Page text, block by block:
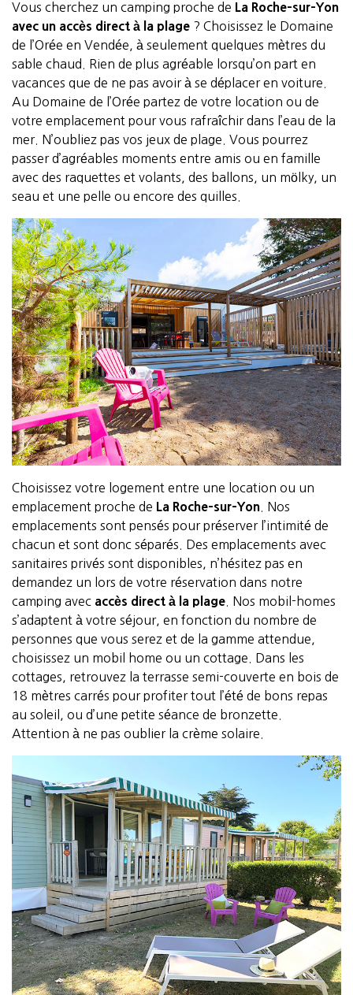
Vous cherchez un camping proche de
La Roche-sur-Yon
avec un accès direct à la plage ? Choisissez le Domaine
de l’Orée en Vendée, à seulement quelques mètres du
sable chaud. Rien de plus agréable lorsqu’on part en
vacances que de ne pas avoir à se déplacer en voiture.
Au Domaine de l’Orée partez de votre location ou de
votre emplacement pour vous rafraîchir dans l’eau de la
mer. N’oubliez pas vos jeux de plage. Vous pourrez
passer d’agréables moments entre amis ou en famille
avec des raquettes et volants, des ballons, un mölky, un
seau et une pelle ou encore des quilles.
Choisissez votre logement entre une location ou un
emplacement proche de La Roche-sur-Yon . Nos
emplacements sont pensés pour préserver l’intimité de
chacun et sont donc séparés. Des emplacements avec
sanitaires privés sont disponibles, n’hésitez pas en
demandez un lors de votre réservation dans notre
camping avec accès direct à la plage . Nos mobil-homes
s’adaptent à votre séjour, en fonction du nombre de
personnes que vous serez et de la gamme attendue,
choisissez un mobil home ou un cottage. Dans les
cottages, retrouvez la terrasse semi-couverte en bois de
18 mètres carrés pour profiter tout l’été de bons repas
au soleil, ou d’une petite séance de bronzette.
Attention à ne pas oublier la crème solaire.